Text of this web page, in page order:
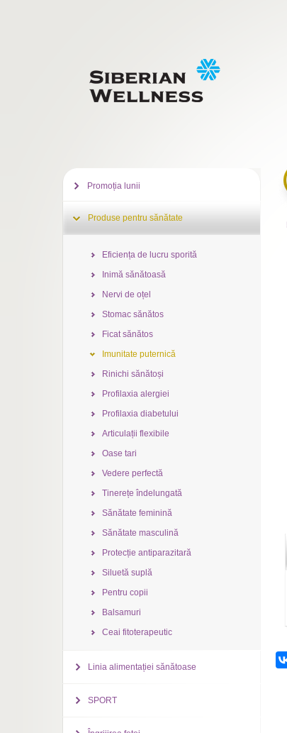
Promoția lunii
Produse pentru sănătate
Eficiența de lucru sporită
Inimă sănătoasă
Nervi de oțel
Stomac sănătos
Ficat sănătos
Imunitate puternică
Rinichi sănătoși
Profilaxia alergiei
Profilaxia diabetului
Articulații flexibile
Oase tari
Vedere perfectă
Tinerețe îndelungată
Sănătate feminină
Sănătate masculină
Protecție antiparazitară
Siluetă suplă
Pentru copii
Balsamuri
Ceai fitoterapeutic
Linia alimentației sănătoase
SPORT